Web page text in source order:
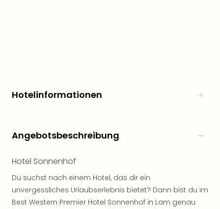
Hotelinformationen
Angebotsbeschreibung
Hotel Sonnenhof
Du suchst nach einem Hotel, das dir ein
unvergessliches Urlaubserlebnis bietet? Dann bist du im
Best Western Premier Hotel Sonnenhof in Lam genau